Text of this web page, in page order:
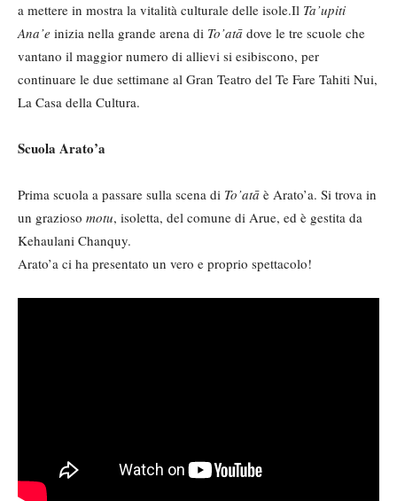
a mettere in mostra la vitalità culturale delle isole.Il Ta’upiti
Ana’e inizia nella grande arena di To’atā dove le tre scuole che
vantano il maggior numero di allievi si esibiscono, per
continuare le due settimane al Gran Teatro del Te Fare Tahiti Nui,
La Casa della Cultura.
Scuola Arato’a
Prima scuola a passare sulla scena di To’atā è Arato’a. Si trova in
un grazioso motu, isoletta, del comune di Arue, ed è gestita da
Kehaulani Chanquy.
Arato’a ci ha presentato un vero e proprio spettacolo!